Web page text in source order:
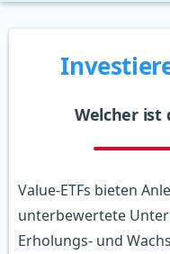
Welcher ist
Value-ETFs bieten
unterbewertete
Erholungs- und